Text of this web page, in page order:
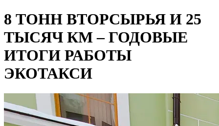
8 ТОНН ВТОРСЫРЬЯ И 25
ТЫСЯЧ КМ – ГОДОВЫЕ
ИТОГИ РАБОТЫ
ЭКОТАКСИ